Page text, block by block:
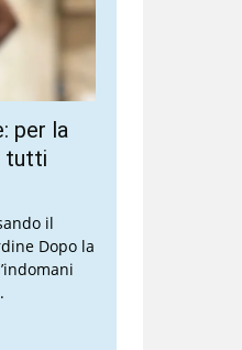
per la
tutti
il
Dopo la